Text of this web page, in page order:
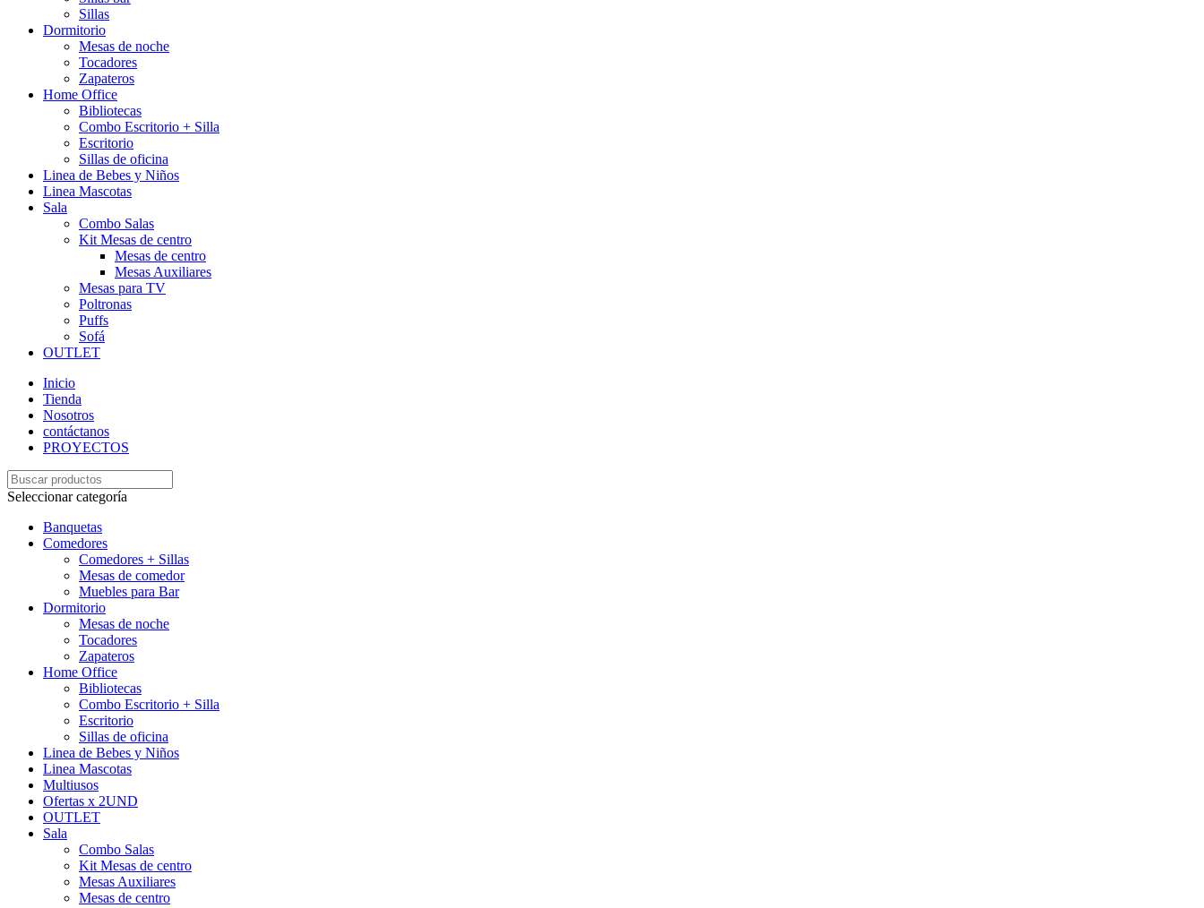
Sillas
Dormitorio
Mesas de noche
Tocadores
Zapateros
Home Office
Bibliotecas
Combo Escritorio + Silla
Escritorio
Sillas de oficina
Linea de Bebes y Niños
Linea Mascotas
Sala
Combo Salas
Kit Mesas de centro
Mesas de centro
Mesas Auxiliares
Mesas para TV
Poltronas
Puffs
Sofá
OUTLET
Inicio
Tienda
Nosotros
contáctanos
PROYECTOS
Seleccionar categoría
Banquetas
Comedores
Comedores + Sillas
Mesas de comedor
Muebles para Bar
Dormitorio
Mesas de noche
Tocadores
Zapateros
Home Office
Bibliotecas
Combo Escritorio + Silla
Escritorio
Sillas de oficina
Linea de Bebes y Niños
Linea Mascotas
Multiusos
Ofertas x 2UND
OUTLET
Sala
Combo Salas
Kit Mesas de centro
Mesas Auxiliares
Mesas de centro